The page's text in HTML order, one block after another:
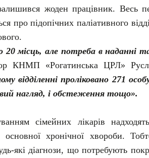
жоден працівник. Весь
про підопічних паліативного
місць, але потреба в наданні
КНМП «Рогатинська ЦРЛ»
відділенні проліковано 271
нагляд, і обстеження тощо».
сімейних лікарів
хронічної хвороби.
які діагнози, що потребують